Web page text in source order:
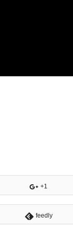
+1
feedly